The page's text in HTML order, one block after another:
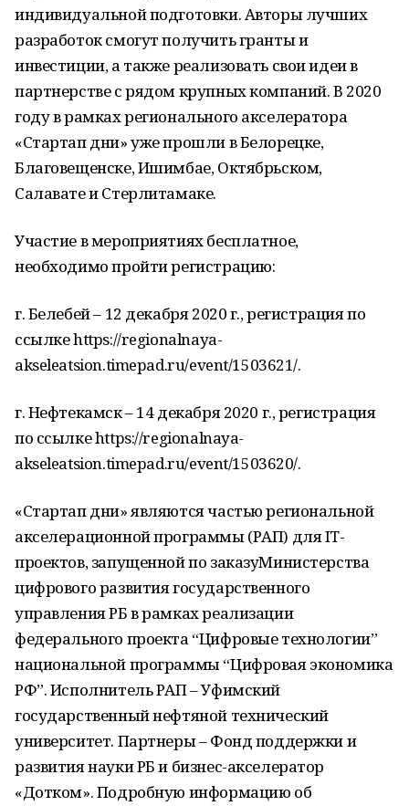
индивидуальной подготовки. Авторы лучших
разработок смогут получить гранты и
инвестиции, а также реализовать свои идеи в
партнерстве с рядом крупных компаний. В 2020
году в рамках регионального акселератора
«Стартап дни» уже прошли в Белорецке,
Благовещенске, Ишимбае, Октябрьском,
Салавате и Стерлитамаке.
Участие в мероприятиях бесплатное,
необходимо пройти регистрацию:
г. Белебей – 12 декабря 2020 г., регистрация по
ссылке https://regionalnaya-
akseleatsion.timepad.ru/event/1503621/.
г. Нефтекамск – 14 декабря 2020 г., регистрация
по ссылке https://regionalnaya-
akseleatsion.timepad.ru/event/1503620/.
«Стартап дни» являются частью региональной
акселерационной программы (РАП) для IT-
проектов, запущенной по заказуМинистерства
цифрового развития государственного
управления РБ в рамках реализации
федерального проекта “Цифровые технологии”
национальной программы “Цифровая экономика
РФ”. Исполнитель РАП – Уфимский
государственный нефтяной технический
университет. Партнеры – Фонд поддержки и
развития науки РБ и бизнес-акселератор
«Дотком». Подробную информацию об